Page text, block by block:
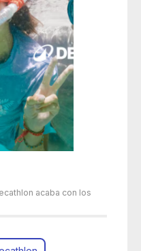
acaba con los